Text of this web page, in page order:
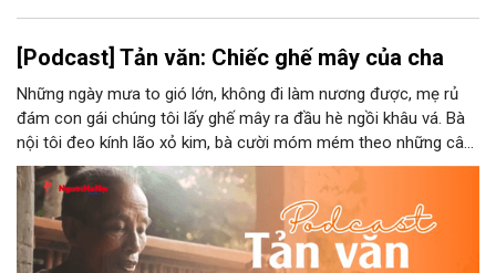
[Podcast] Tản văn: Chiếc ghế mây của cha
Những ngày mưa to gió lớn, không đi làm nương được, mẹ rủ
đám con gái chúng tôi lấy ghế mây ra đầu hè ngồi khâu vá. Bà
nội tôi đeo kính lão xỏ kim, bà cười móm mém theo những câu
chuyện kể tếu táo của đám trẻ chúng tôi. Chiếc ghế mây phát
ra âm thanh kin kít chịu đựng sức nặng cơ thể con người theo
những điệu cười khúc khích.